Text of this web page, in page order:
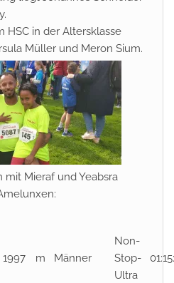
HSC in der Altersklasse
Müller und Meron Sium.
und Yeabsra
1997 m Männer
Non-
Stop-
Ultra